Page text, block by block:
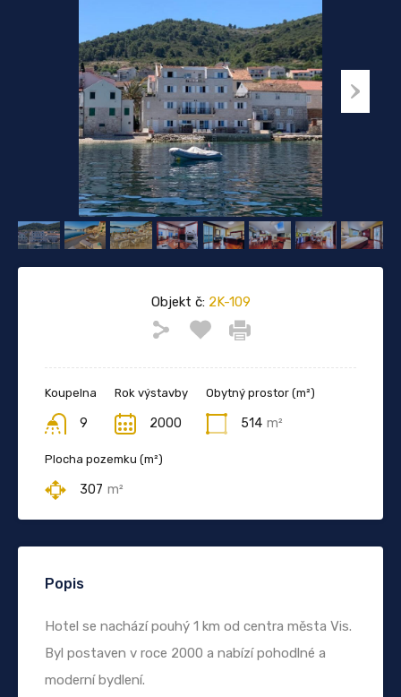
Objekt č:2K-109
Koupelna
9
Rok výstavby
2000
Obytný prostor (m²)
514 m²
Plocha pozemku (m²)
307 m²
Popis
Hotel se nachází pouhý 1 km od centra města Vis.
Byl postaven v roce 2000 a nabízí pohodlné a
moderní bydlení.